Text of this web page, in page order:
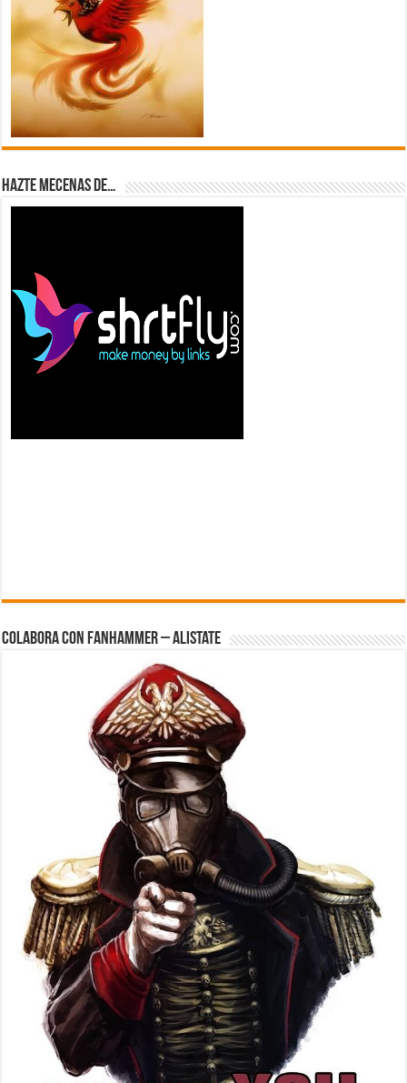
Hazte Mecenas de…
Colabora con FanHammer – Alistate